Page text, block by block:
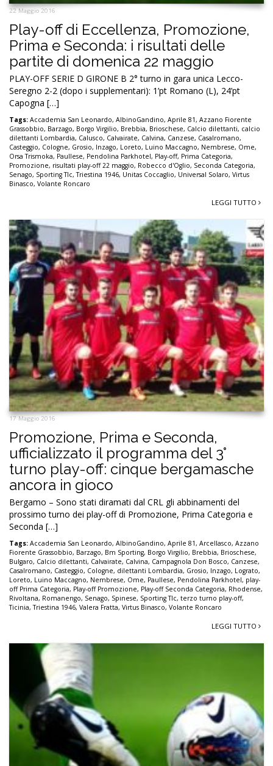
22 Maggio 2016
Play-off di Eccellenza, Promozione,
Prima e Seconda: i risultati delle
partite di domenica 22 maggio
PLAY-OFF SERIE D GIRONE B 2° turno in gara unica Lecco-
Seregno 2-2 (dopo i supplementari): 1’pt Romano (L), 24’pt
Capogna […]
Tags: Accademia San Leonardo, AlbinoGandino, Aprile 81, Azzano Fiorente
Grassobbio, Barzago, Borgo Virgilio, Brebbia, Brioschese, Calcio dilettanti, calcio
dilettanti Lombardia, Calusco, Calvairate, Calvina, Canzese, Casalromano,
Casteggio, Cologne, Grosio, Inzago, Loreto, Luino Maccagno, Nembrese, Ome,
Orsa Trismoka, Paullese, Pendolina Parkhotel, Play-off, Prima Categoria,
Promozione, risultati play-off 22 maggio, Robecco d'Oglio, Seconda Categoria,
Senago, Sporting Tlc,Triestina 1946, Unitas Coccaglio, Universal Solaro, Virtus
Binasco, Volante Roncaro
LEGGI TUTTO
17 Maggio 2016
Promozione, Prima e Seconda,
ufficializzato il programma del 3°
turno play-off: cinque bergamasche
ancora in gioco
Bergamo – Sono stati diramati dal CRL gli abbinamenti del
prossimo turno dei play-off di Promozione, Prima Categoria e
Seconda […]
Tags: Accademia San Leonardo, AlbinoGandino, Aprile 81, Arcellasco, Azzano
Fiorente Grassobbio, Barzago, Bm Sporting, Borgo Virgilio, Brebbia, Brioschese,
Bulgaro, Calcio dilettanti, Calvairate, Calvina, Campagnola Don Bosco, Canzese,
Casalromano, Casteggio, Cologne, dilettanti Lombardia, Grosio, Inzago, Lograto,
Loreto, Luino Maccagno, Nembrese, Ome, Paullese, Pendolina Parkhotel, play-
off Prima Categoria, Play-off Promozione, Play-off Seconda Categoria, Rhodense,
Rivoltana, Romanengo, Senago, Spinese, Sporting Tlc, terzo turno play-off,
Ticinia,Triestina 1946, Valera Fratta, Virtus Binasco, Volante Roncaro
LEGGI TUTTO